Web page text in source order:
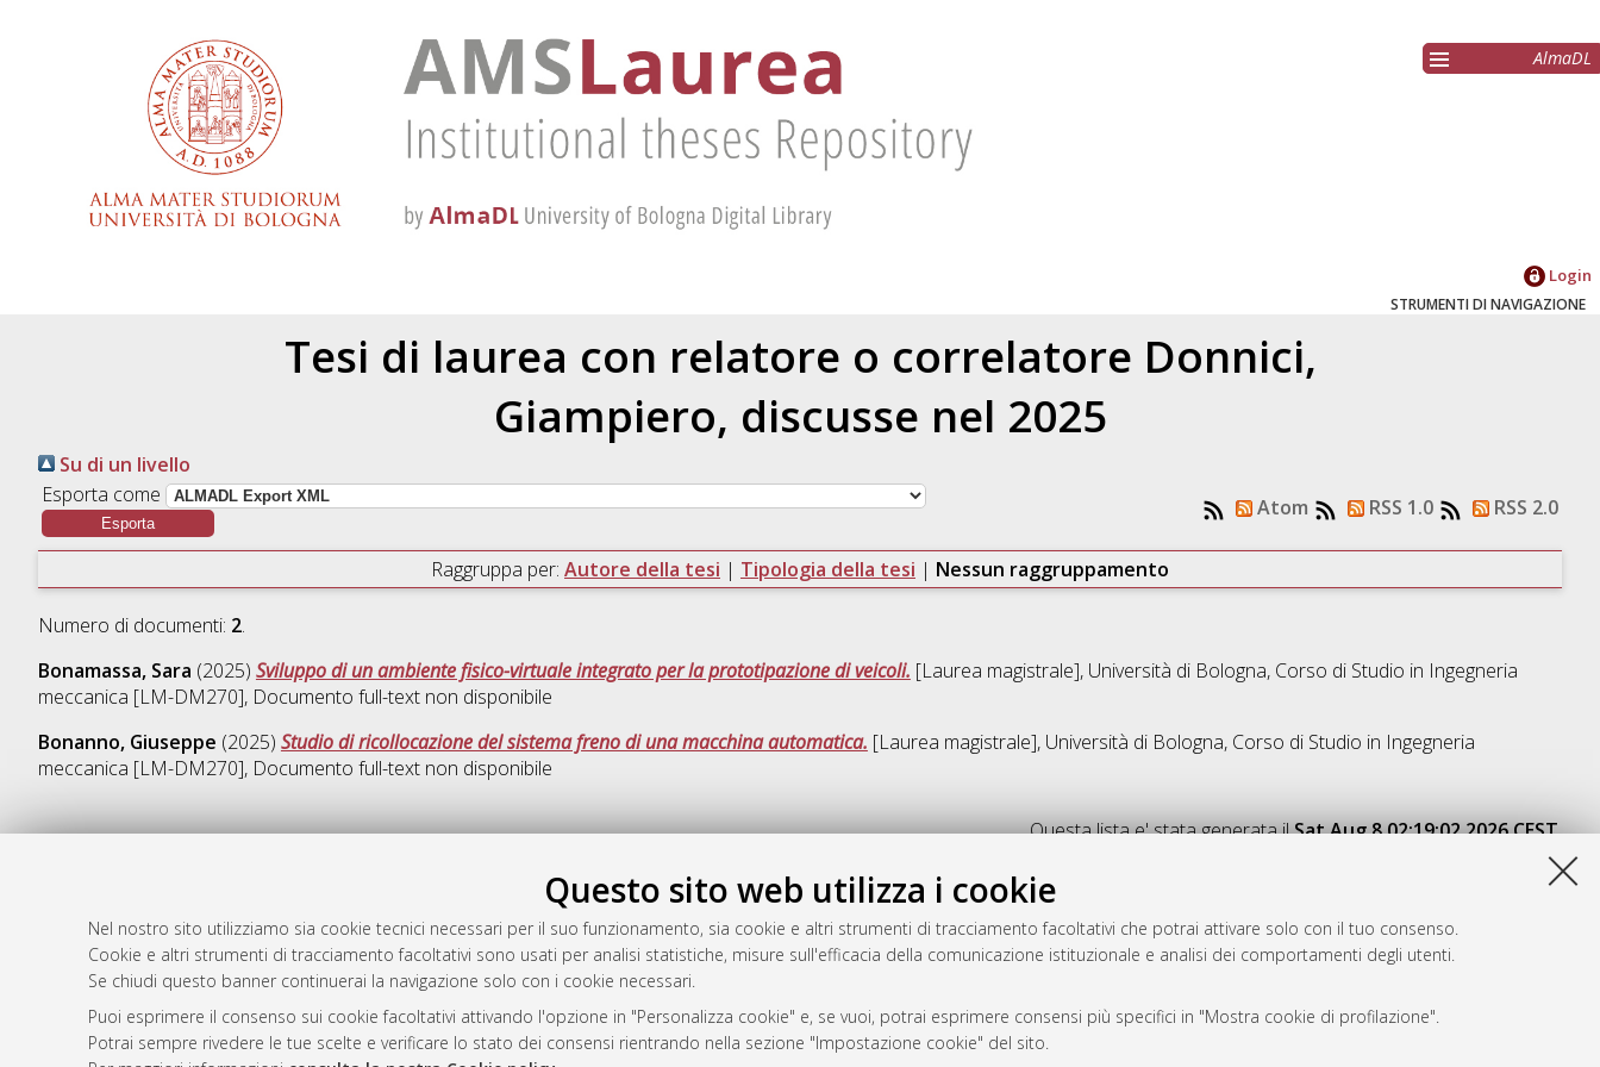
Questo sito web utilizza i cookie
Nel nostro sito utilizziamo sia cookie tecnici necessari per il suo funzionamento, sia cookie e altri strumenti di tracciamento facoltativi che potrai attivare solo con il tuo consenso.
Cookie e altri strumenti di tracciamento facoltativi sono usati per analisi statistiche, misure sull'efficacia della comunicazione istituzionale e analisi dei comportamenti degli utenti.
Se chiudi questo banner continuerai la navigazione solo con i cookie necessari.
Puoi esprimere il consenso sui cookie facoltativi attivando l'opzione in "Personalizza cookie" e, se vuoi, potrai esprimere consensi più specifici in "Mostra cookie di profilazione".
Potrai sempre rivedere le tue scelte e verificare lo stato dei consensi rientrando nella sezione "Impostazione cookie" del sito.
AlmaDL
Login
STRUMENTI DI NAVIGAZIONE
Tesi di laurea con relatore o correlatore Donnici,
Giampiero, discusse nel 2025
Su di un livello
Esporta come
Atom RSS 1.0 RSS 2.0
Raggruppa per: Autore della tesi | Tipologia della tesi | Nessun raggruppamento
Numero di documenti: 2.
Bonamassa, Sara (2025) Sviluppo di un ambiente fisico-virtuale integrato per la prototipazione di veicoli. [Laurea magistrale], Università di Bologna, Corso di Studio in Ingegneria
meccanica [LM-DM270], Documento full-text non disponibile
Bonanno, Giuseppe (2025) Studio di ricollocazione del sistema freno di una macchina automatica. [Laurea magistrale], Università di Bologna, Corso di Studio in Ingegneria
meccanica [LM-DM270], Documento full-text non disponibile
Questa lista e' stata generata ilSat Aug 8 02:19:02 2026 CEST.
Rss 1.0
Rss 2.0
Servizio implementato e gestito daAlmaDL
Impostazioni Cookie
Informativa sulla privacy
Condizioni d’uso del sito